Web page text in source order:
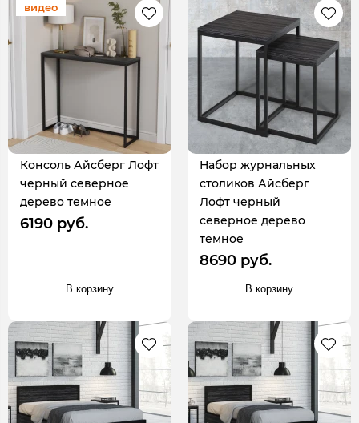
видео
Консоль Айсберг Лофт
черный северное
дерево темное
6190 руб.
В корзину
Набор журнальных
столиков Айсберг
Лофт черный
северное дерево
темное
8690 руб.
В корзину